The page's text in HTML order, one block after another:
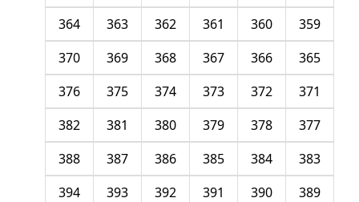
359
360
361
362
363
364
365
366
367
368
369
370
371
372
373
374
375
376
377
378
379
380
381
382
383
384
385
386
387
388
389
390
391
392
393
394